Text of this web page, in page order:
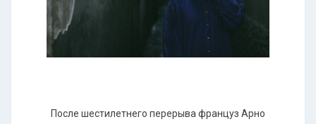
После шестилетнего перерыва француз Арно